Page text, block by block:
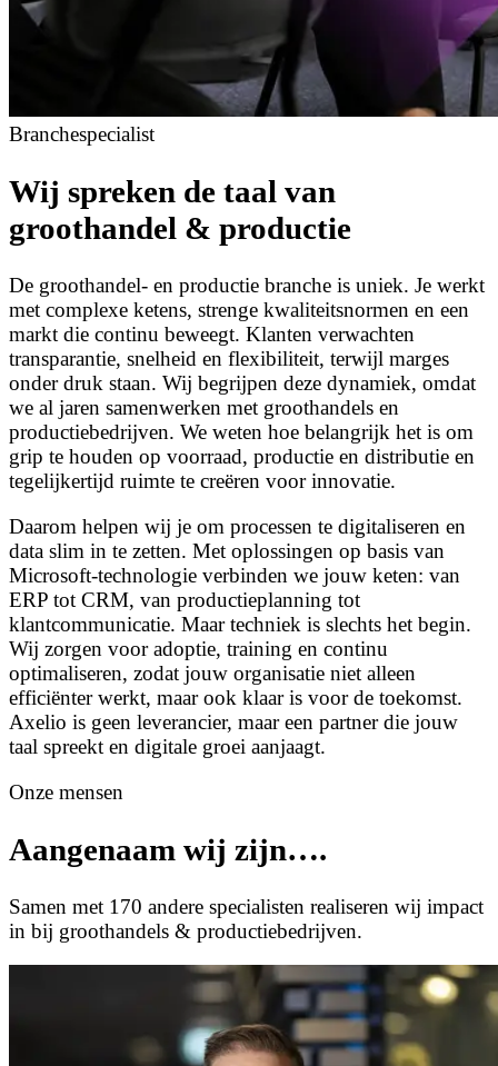
Branchespecialist
Wij spreken de taal van
groothandel & productie
De groothandel- en productie branche is uniek. Je werkt
met complexe ketens, strenge kwaliteitsnormen en een
markt die continu beweegt. Klanten verwachten
transparantie, snelheid en flexibiliteit, terwijl marges
onder druk staan. Wij begrijpen deze dynamiek, omdat
we al jaren samenwerken met groothandels en
productiebedrijven. We weten hoe belangrijk het is om
grip te houden op voorraad, productie en distributie en
tegelijkertijd ruimte te creëren voor innovatie.
Daarom helpen wij je om processen te digitaliseren en
data slim in te zetten. Met oplossingen op basis van
Microsoft-technologie verbinden we jouw keten: van
ERP tot CRM, van productieplanning tot
klantcommunicatie. Maar techniek is slechts het begin.
Wij zorgen voor adoptie, training en continu
optimaliseren, zodat jouw organisatie niet alleen
efficiënter werkt, maar ook klaar is voor de toekomst.
Axelio is geen leverancier, maar een partner die jouw
taal spreekt en digitale groei aanjaagt.
Onze mensen
Aangenaam wij zijn….
Samen met 170 andere specialisten realiseren wij impact
in bij groothandels & productiebedrijven.